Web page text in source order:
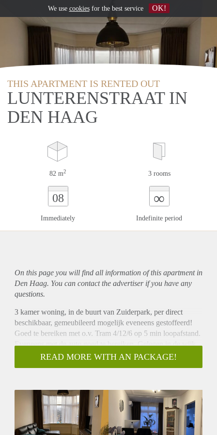
THIS APARTMENT IS RENTED OUT
LUNTERENSTRAAT IN
DEN HAAG
82 m2 3 rooms
08
Immediately
∞
Indefinite period
On this page you will find all information of this apartmentin
Den Haag. You can contact the advertiser if you have any
questions.
3 kamer woning, in de buurt van Zuiderpark, per direct
beschikbaar, gemeubileerd mogelijk eveneens gestoffeerd!
Goed te bereiken met o.v. Tram 4/12/6 op 5 min loopafstand.
Eveneens met de auto goed te bereiken. Gelegen in de wijk
Oostbroek
Aan de Lunterenstraat 13, treft u een topetage, voorzien van
13 meter lang.
Keuken is voorzien van inbouw koelkast, vriezer, magnetron,
oven, 4 gaspit fornuis en afzuigkap.
De badkamer is ruim, inloopdouche, met wasbak meubel en
READ MORE WITH AN PACKAGE!
We use cookiesfor the best service OK!